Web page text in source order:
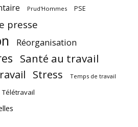
Prud'Hommes PSE
presse
Réorganisation
Santé au travail
Stress Temps de travail
Télétravail